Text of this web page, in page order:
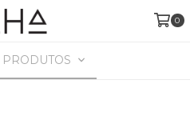
0
PRODUTOS